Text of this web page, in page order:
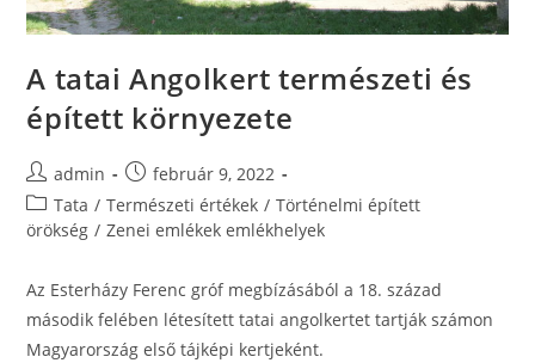
A tatai Angolkert természeti és
épített környezete
admin
február 9, 2022
Tata / Természeti értékek / Történelmi épített
örökség / Zenei emlékek emlékhelyek
Az Esterházy Ferenc gróf megbízásából a 18. század
második felében létesített tatai angolkertet tartják számon
Magyarország első tájképi kertjeként.